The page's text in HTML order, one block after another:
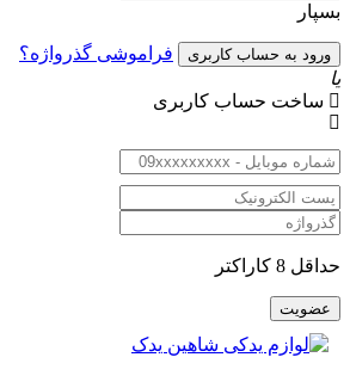
بسپار
فراموشی گذرواژه؟
یا
ساخت حساب کاربری
حداقل 8 کاراکتر